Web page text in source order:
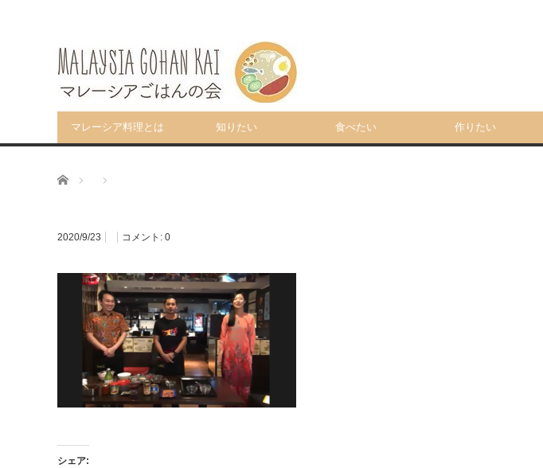
マレーシア料理とは 知りたい 食べたい 作りたい
ホーム
2020/9/23 コメント: 0
シェア: